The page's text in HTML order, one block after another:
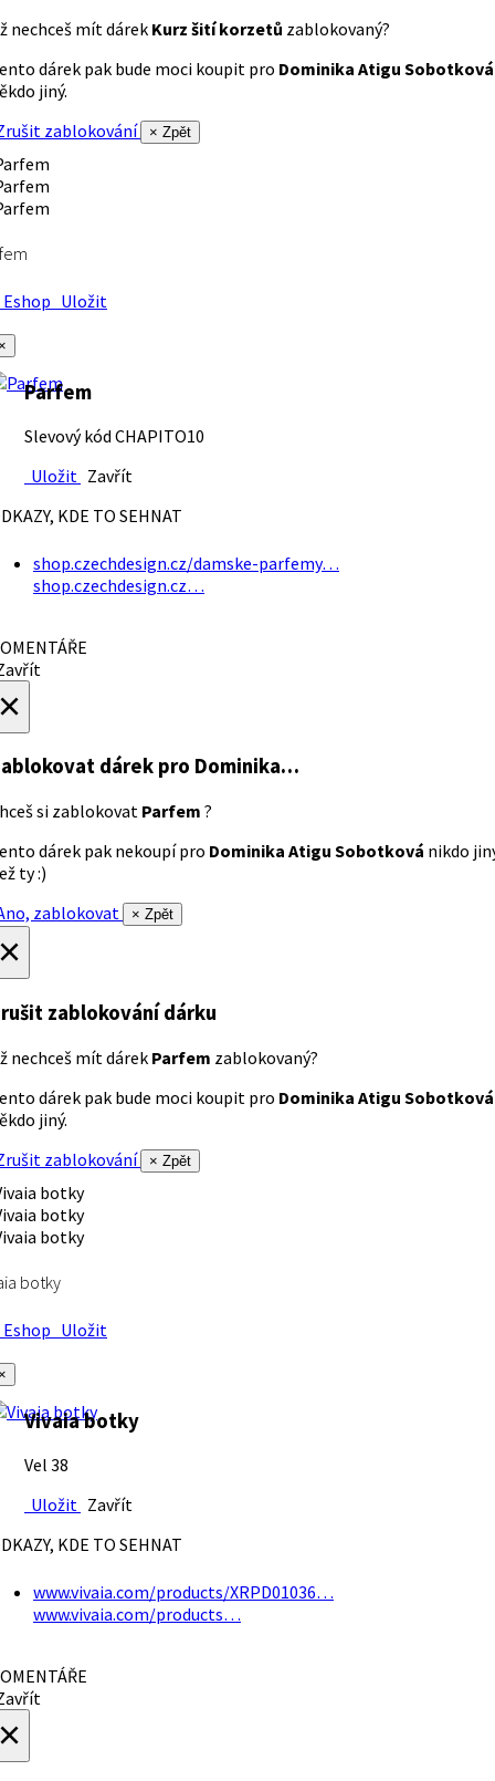
nechceš mít dárek Kurz šití korzetů zablokovaný?
dárek pak bude moci koupit pro Dominika Atigu Sobotková
jiný.
zablokování
× Zpět
Uložit
Parfem
Slevový kód CHAPITO10
Uložit Zavřít
KDE TO SEHNAT
shop.czechdesign.cz/damske-parfemy…
shop.czechdesign.cz…
dárek pro Dominika…
si zablokovat Parfem ?
dárek pak nekoupí pro Dominika Atigu Sobotková nikdo
ty :)
zablokovat
× Zpět
zablokování dárku
nechceš mít dárek Parfem zablokovaný?
dárek pak bude moci koupit pro Dominika Atigu Sobotková
jiný.
zablokování
× Zpět
botky
Uložit
Vivaia botky
Vel 38
Uložit Zavřít
KDE TO SEHNAT
www.vivaia.com/products/XRPD01036…
www.vivaia.com/products…